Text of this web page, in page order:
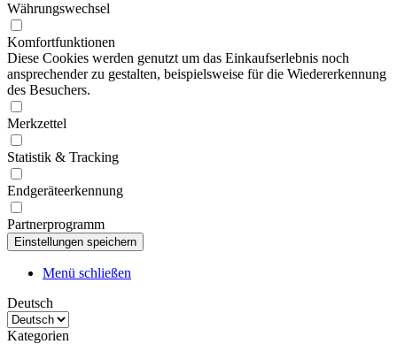
Währungswechsel
Komfortfunktionen
Diese Cookies werden genutzt um das Einkaufserlebnis noch
ansprechender zu gestalten, beispielsweise für die Wiedererkennung
des Besuchers.
Merkzettel
Statistik & Tracking
Endgeräteerkennung
Partnerprogramm
Menü schließen
Deutsch
Kategorien